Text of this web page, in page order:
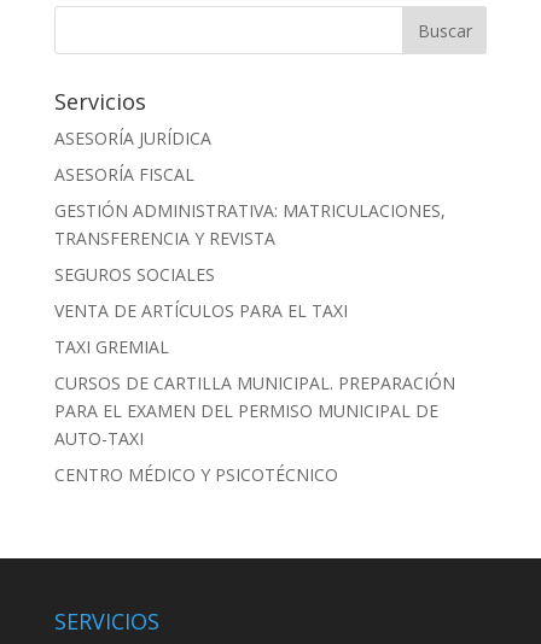
Servicios
ASESORÍA JURÍDICA
ASESORÍA FISCAL
GESTIÓN ADMINISTRATIVA: MATRICULACIONES,
TRANSFERENCIA Y REVISTA
SEGUROS SOCIALES
VENTA DE ARTÍCULOS PARA EL TAXI
TAXI GREMIAL
CURSOS DE CARTILLA MUNICIPAL. PREPARACIÓN
PARA EL EXAMEN DEL PERMISO MUNICIPAL DE
AUTO-TAXI
CENTRO MÉDICO Y PSICOTÉCNICO
SERVICIOS